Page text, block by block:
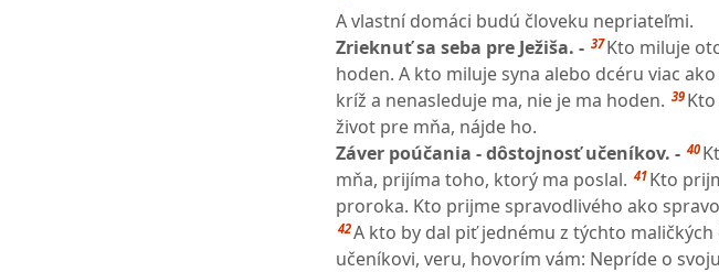
A vlastní domáci budú človeku nepriateľmi.
Zrieknuť sa seba pre Ježiša. - 37 Kto miluje
hoden. A kto miluje syna alebo dcéru viac
kríž a nenasleduje ma, nie je ma hoden. 39
život pre mňa, nájde ho.
Záver poúčania - dôstojnosť učeníkov. - 40
mňa, prijíma toho, ktorý ma poslal. 41 Kto
proroka. Kto prijme spravodlivého ako
42A kto by dal piť jednému z týchto
učeníkovi, veru, hovorím vám: Nepríde o